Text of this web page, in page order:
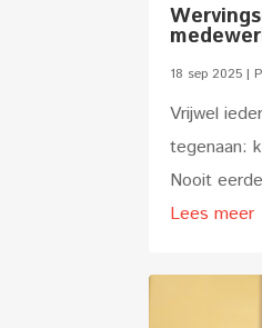
18 sep 2025 |
Vrijwel
tegenaan:
Nooit
Lees meer